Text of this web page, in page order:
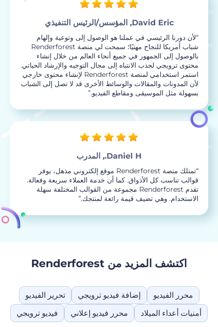
David Eric, المؤسس/الرئيس التنفيذي
“لأن دورنا الرئيسي في عملنا هو الوصول إلى وتوعية وإلهام
شباب أمريكا للنجاح مهنيًا؛ سمحت لي منصة Renderforest
بالوصول إلى الجمهور في جميع أنحاء العالم من خلال إنشاء
محتوى ترويجي لجذب الانتباه إلى مجال التوجيه والإرشاد الحياتي.
استمر استخدامي لمنصة Renderforest لإنشاء محتوى خارجي
لأن المدونات والمقالات والوسائط الأخرى قد لا تصل إلى الشباب
بسهولة مثل الموسيقى ومقاطع الفيديو.”
Daniel H., المدرب
“تمتلك منصة Renderforest موقع إلكتروني مذهل، يوفر
قوالب تناسب كل الأذواق. كما أن خدمة العملاء سريعة وفعالة.
تقدم Renderforest مجموعة من القوالب المختلفة سهلة
الاستخدام. وهي تضيف قيمة رائعة لمنتجك.”
اكتشف المزيد من Renderforest
‫محرر الفيديو‬ إضافة فيديو ترويجي
تحرير الفيديو
أمنيات أعداء الميلاد
محرر فيديو إعلاني فيديو ترويجي